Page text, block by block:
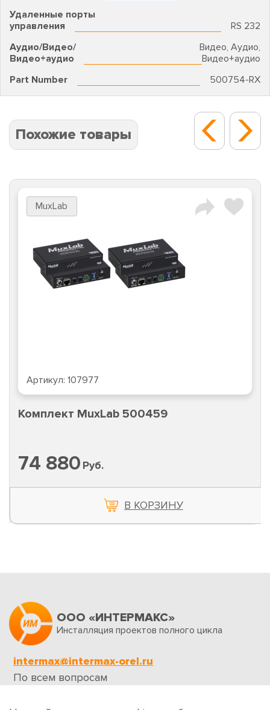
Удаленные порты
управления
RS 232
Аудио/Видео/
Видео+аудио
Видео, Аудио,
Видео+аудио
Part Number
500754-RX
Похожие товары
MuxLab
Артикул: 107977
Комплект MuxLab 500459
74 880 Руб.
В КОРЗИНУ
ООО «ИНТЕРМАКС»
Инсталляция проектов полного цикла
intermax@intermax-orel.ru
По всем вопросам
Обратная связь